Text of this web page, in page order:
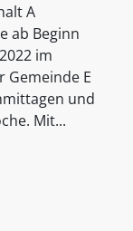
A
ab Beginn
im
E
und
Mit...